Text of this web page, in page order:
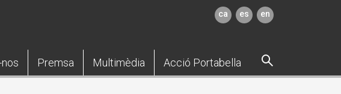
ca es en
Premsa Multimèdia Acció Portabella